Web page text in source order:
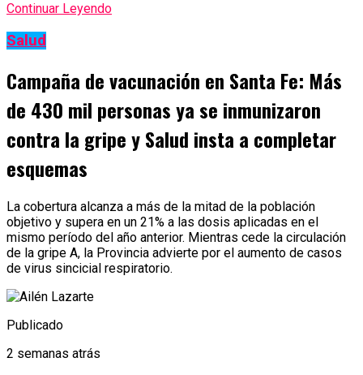
Continuar Leyendo
Salud
Campaña de vacunación en Santa Fe: Más
de 430 mil personas ya se inmunizaron
contra la gripe y Salud insta a completar
esquemas
La cobertura alcanza a más de la mitad de la población
objetivo y supera en un 21% a las dosis aplicadas en el
mismo período del año anterior. Mientras cede la circulación
de la gripe A, la Provincia advierte por el aumento de casos
de virus sincicial respiratorio.
Publicado
2 semanas atrás